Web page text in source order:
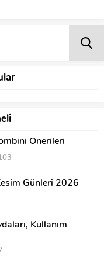
Önerileri
Günleri 2026
Kullanım